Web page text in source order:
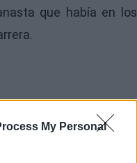
My Personal
que había en los
ojYGNKZkGO